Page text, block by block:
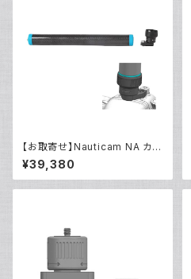
【お取寄せ】Nauticam NA カー
ボンフロートスティック350mm
190 1/4インチ スイベルアダプ
ター セット [21823]
¥39,380